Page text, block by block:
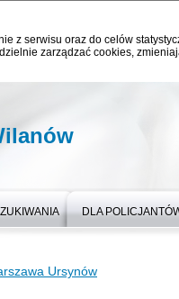
z serwisu oraz do celów
zarządzać cookies,
DLA
Ursynów